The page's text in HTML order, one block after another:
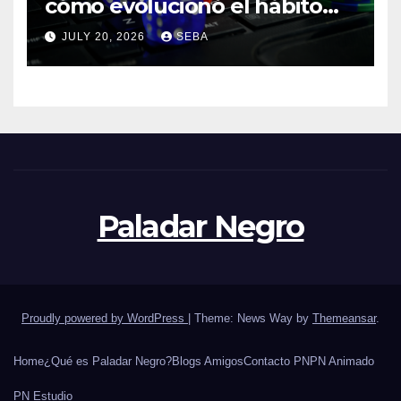
cómo evolucionó el hábito
del hincha en la era digital
JULY 20, 2026 SEBA
Paladar Negro
Proudly powered by WordPress Theme: News Way by Themeansar.
Home¿Qué es Paladar Negro?Blogs AmigosContacto PN PN Animado
PN Estudio